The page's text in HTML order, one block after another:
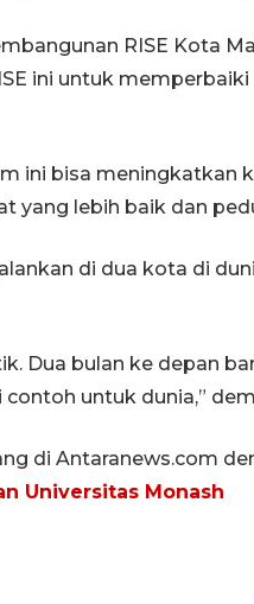
RISE Kota
ini untuk
ini bisa meningkatkan
yang lebih baik dan
di dua kota di
Dua bulan ke depan
untuk dunia,”
di Antaranews.com
Universitas Monash